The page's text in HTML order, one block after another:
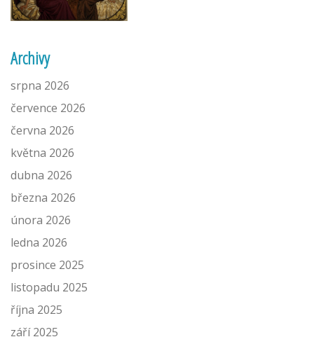
Archivy
srpna 2026
července 2026
června 2026
května 2026
dubna 2026
března 2026
února 2026
ledna 2026
prosince 2025
listopadu 2025
října 2025
září 2025